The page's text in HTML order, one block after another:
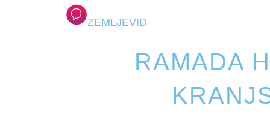
ZEMLJEVID
RAMADA